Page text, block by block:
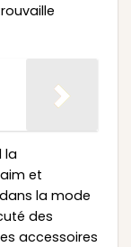
la
et
la mode
des
accessoires